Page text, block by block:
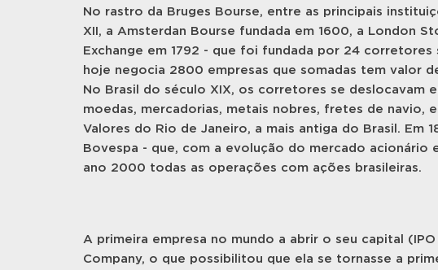
No rastro da Bruges Bourse, entre as principais
XII, a Amsterdan Bourse fundada em 1600, a London
Exchange em 1792 - que foi fundada por 24
hoje negocia 2800 empresas que somadas tem valor
No Brasil do século XIX, os corretores se deslocavam
moedas, mercadorias, metais nobres, fretes de navio,
Valores do Rio de Janeiro, a mais antiga do Brasil. Em
Bovespa - que, com a evolução do mercado
ano 2000 todas as operações com ações brasileiras.
A primeira empresa no mundo a abrir o seu capital
Company, o que possibilitou que ela se tornasse a